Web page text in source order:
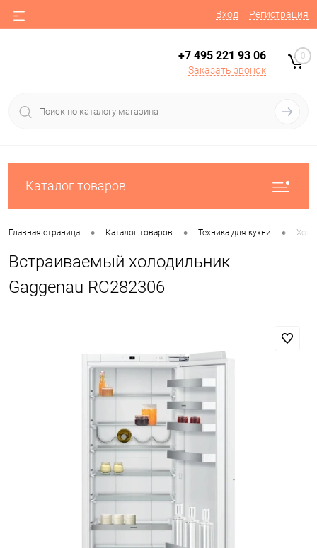
Вход Регистрация
+7 495 221 93 06
Заказать звонок
0
Каталог товаров
Главная страница • Каталог товаров • Техника для кухни •
Встраиваемый холодильник
Gaggenau RC282306